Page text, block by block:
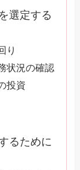
選定する
り
状況の確認
投資
るために